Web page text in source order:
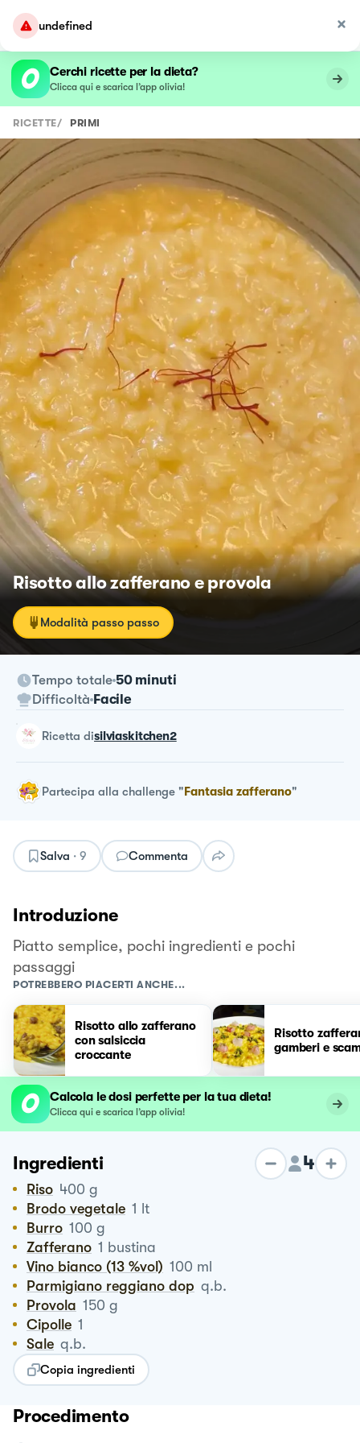
undefined
Cerchi ricette per la dieta?
Clicca qui e scarica l’app olivia!
RICETTE/ PRIMI
Risotto allo zafferano e provola
Modalità passo passo
Tempo totale 50 minuti
Difficoltà Facile
ricetta disilviaskitchen2
Partecipa alla challenge "Fantasia zafferano"
Salva · 9 Commenta
Introduzione
Piatto semplice, pochi ingredienti e pochi
passaggi
POTREBBERO PIACERTI ANCHE...
Risotto allo zafferano
con salsiccia
croccante
Risotto
gamberi e
Calcola le dosi perfette per la tua dieta!
Clicca qui e scarica l’app olivia!
Ingredienti 4
Riso 400 g
Brodo vegetale 1 lt
Burro 100 g
Zafferano 1 bustina
Vino bianco (13 %vol) 100 ml
Parmigiano reggiano dop q.b.
Provola 150 g
Cipolle 1
Sale q.b.
Copia ingredienti
Procedimento